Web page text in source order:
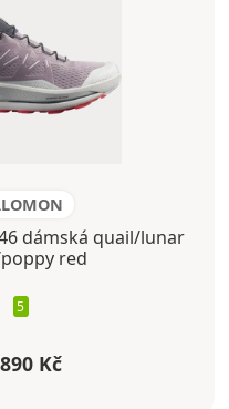
dámská quail/lunar
red
5
Kč